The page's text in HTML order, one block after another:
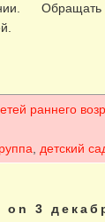
раннего
детский
on 3